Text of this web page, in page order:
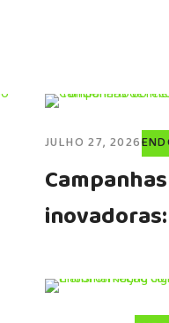
JULHO 27, 2026